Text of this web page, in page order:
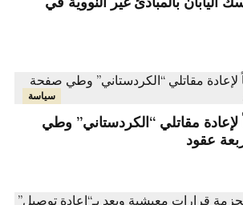
سياسة
لإعادة مقاتلي “الكردستاني” وطي
عقود